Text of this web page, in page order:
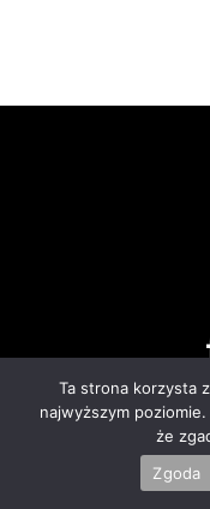
Ta strona korzysta
najwyższym
że
Zgoda
o nas dostawa